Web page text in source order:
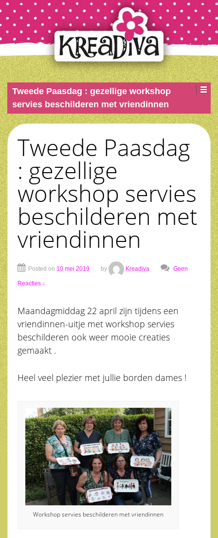
Tweede Paasdag : gezellige workshop
servies beschilderen met vriendinnen
Tweede Paasdag
: gezellige
workshop servies
beschilderen met
vriendinnen
Posted on 10 mei 2019 by Kreadiva Geen
Reacties ↓
Maandagmiddag 22 april zijn tijdens een
vriendinnen-uitje met workshop servies
beschilderen ook weer mooie creaties
gemaakt .
Heel veel plezier met jullie borden dames !
Workshop servies beschilderen met vriendinnen